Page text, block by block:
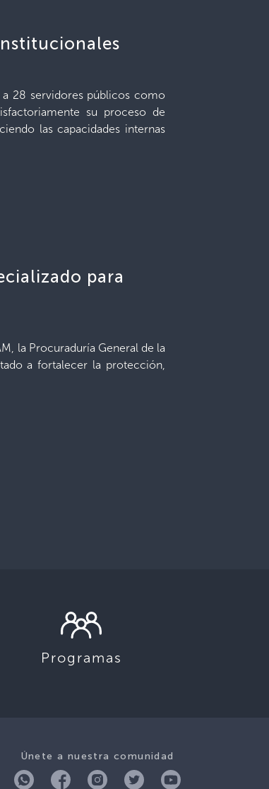
28 servidores públicos como
su proceso de
las capacidades internas
para
la Procuraduría General de la
a fortalecer la protección,
Programas
Únete a nuestra comunidad